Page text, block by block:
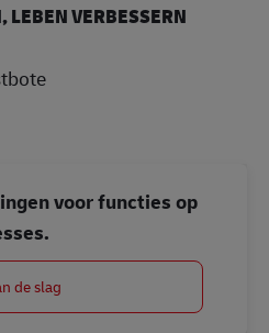
LEBEN VERBESSERN
voor functies op
de slag